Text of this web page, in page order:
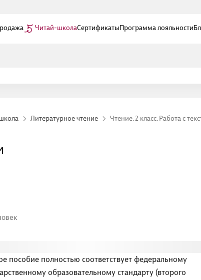
Читай-школаСертификатыПрограмма лояльности
Литературное чтение Чтение. 2 класс. Работа с
пособие полностью соответствует федеральному
образовательному стандарту (второго